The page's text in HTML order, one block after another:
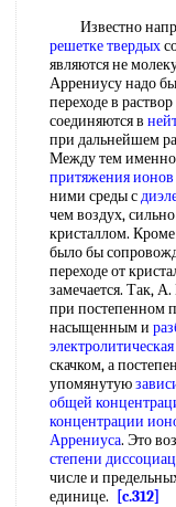
Известно
решетке твердых
являются не
Аррениусу надо
переходе в
соединяются в
при дальнейшем
Между тем
притяжения ионов
ними среды с
чем воздух,
кристаллом.
было бы
переходе от
замечается. Так,
при постепенном
насыщенным и
скачком, а
упомянутую
общей
концентрации
Аррениуса. Это
степени
числе и
единице.
[c.312]